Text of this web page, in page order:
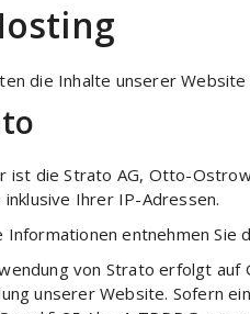
die Inhalte unserer
ist die Strato AG, Otto-
inklusive Ihrer IP-Adressen.
Informationen entnehmen Sie
von Strato erfolgt auf
unserer Website. Sofern